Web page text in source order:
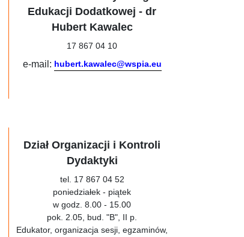
Edukacji Dodatkowej - dr
Hubert Kawalec
17 867 04 10
e-mail: hubert.kawalec@wspia.eu
Dział Organizacji i Kontroli
Dydaktyki
tel. 17 867 04 52
poniedziałek - piątek
w godz. 8.00 - 15.00
pok. 2.05, bud. "B", II p.
Edukator, organizacja sesji, egzaminów,